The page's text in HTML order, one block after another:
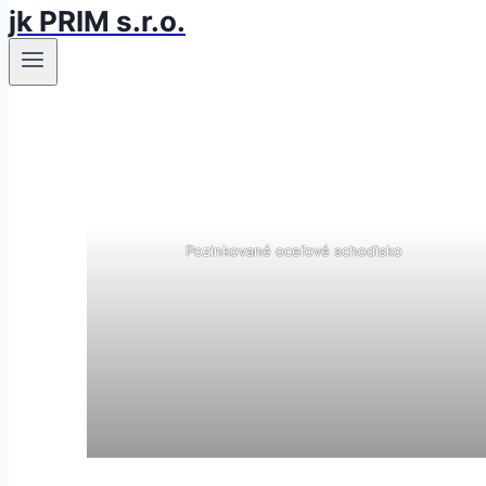
jk PRIM s.r.o.
Pozinkované oceľové schodisko